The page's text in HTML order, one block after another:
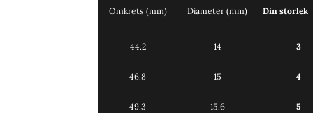
Omkrets (mm) Diameter (mm) Din storlek
44.2 14 3
46.8 15 4
49.3 15.6 5